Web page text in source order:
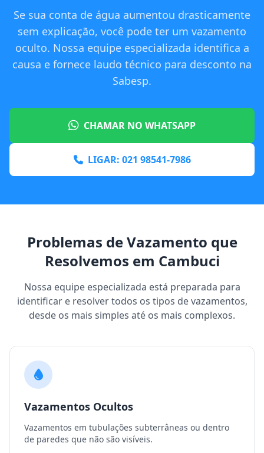
Se sua conta de água aumentou drasticamente
sem explicação, você pode ter um vazamento
oculto. Nossa equipe especializada identifica a
causa e fornece laudo técnico para desconto na
Sabesp.
CHAMAR NO WHATSAPP
LIGAR: 021 98541-7986
Problemas de Vazamento que
Resolvemos em Cambuci
Nossa equipe especializada está preparada para
identificar e resolver todos os tipos de vazamentos,
desde os mais simples até os mais complexos.
Vazamentos Ocultos
Vazamentos em tubulações subterrâneas ou dentro
de paredes que não são visíveis.